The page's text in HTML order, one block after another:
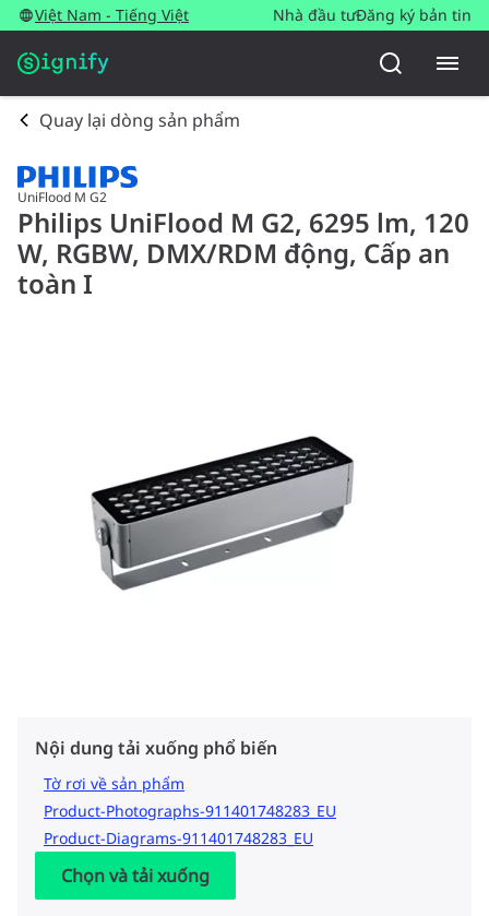
Việt Nam - Tiếng Việt Nhà đầu tưĐăng ký bản tin
Quay lại dòng sản phẩm
UniFlood M G2
Philips UniFlood M G2, 6295 lm, 120
W, RGBW, DMX/RDM động, Cấp an
toàn I
Nội dung tải xuống phổ biến
Tờ rơi về sản phẩm
Product-Photographs-911401748283_EU
Product-Diagrams-911401748283_EU
Chọn và tải xuống